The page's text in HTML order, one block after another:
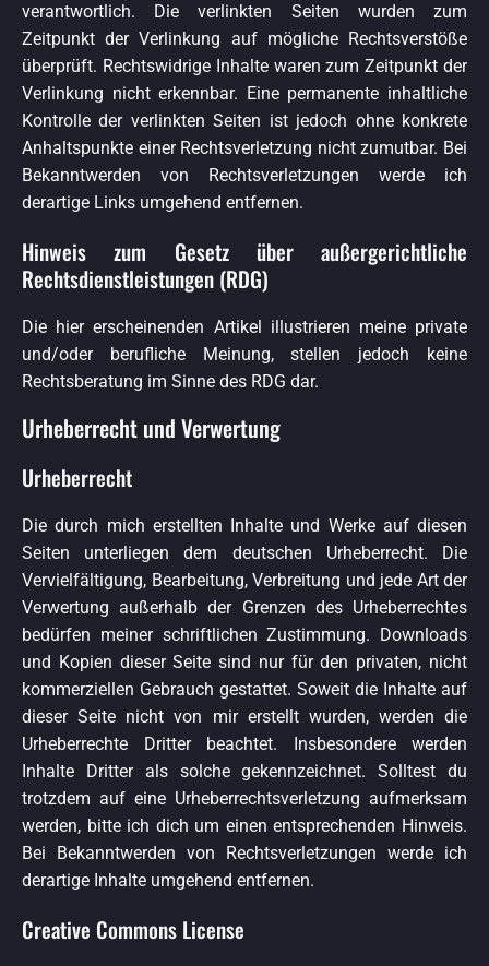
verantwortlich. Die verlinkten Seiten wurden zum
Zeitpunkt der Verlinkung auf mögliche Rechtsverstöße
überprüft. Rechtswidrige Inhalte waren zum Zeitpunkt der
Verlinkung nicht erkennbar. Eine permanente inhaltliche
Kontrolle der verlinkten Seiten ist jedoch ohne konkrete
Anhaltspunkte einer Rechtsverletzung nicht zumutbar. Bei
Bekanntwerden von Rechtsverletzungen werde ich
derartige Links umgehend entfernen.
Hinweis zum Gesetz über außergerichtliche
Rechtsdienstleistungen (RDG)
Die hier erscheinenden Artikel illustrieren meine private
und/oder berufliche Meinung, stellen jedoch keine
Rechtsberatung im Sinne des RDG dar.
Urheberrecht und Verwertung
Urheberrecht
Die durch mich erstellten Inhalte und Werke auf diesen
Seiten unterliegen dem deutschen Urheberrecht. Die
Vervielfältigung, Bearbeitung, Verbreitung und jede Art der
Verwertung außerhalb der Grenzen des Urheberrechtes
bedürfen meiner schriftlichen Zustimmung. Downloads
und Kopien dieser Seite sind nur für den privaten, nicht
kommerziellen Gebrauch gestattet. Soweit die Inhalte auf
dieser Seite nicht von mir erstellt wurden, werden die
Urheberrechte Dritter beachtet. Insbesondere werden
Inhalte Dritter als solche gekennzeichnet. Solltest du
trotzdem auf eine Urheberrechtsverletzung aufmerksam
werden, bitte ich dich um einen entsprechenden Hinweis.
Bei Bekanntwerden von Rechtsverletzungen werde ich
derartige Inhalte umgehend entfernen.
Creative Commons License